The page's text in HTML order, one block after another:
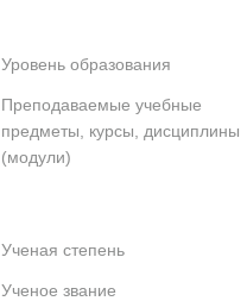
Уровень образования
Преподаваемые учебные
предметы, курсы, дисциплины
(модули)
Ученая степень
Ученое звание